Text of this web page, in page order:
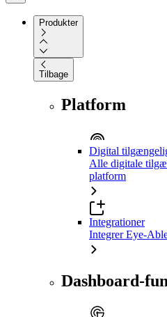
Produkter
Tilbage
Platform
Digital
Alle digitale
platform
Integrationer
Integrer Eye-
Dashboard-